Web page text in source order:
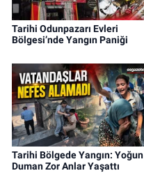
Tarihi Odunpazarı Evleri
Bölgesi’nde Yangın Paniği
Tarihi Bölgede Yangın: Yoğun
Duman Zor Anlar Yaşattı